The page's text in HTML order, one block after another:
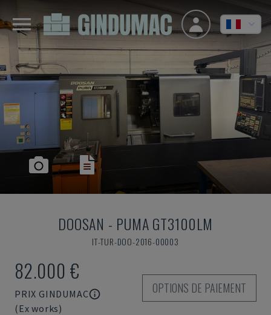
DOOSAN - PUMA GT3100LM
IT-TUR-DOO-2016-00003
82.000 €
PRIX GINDUMAC
(Ex works)
OPTIONS DE PAIEMENT